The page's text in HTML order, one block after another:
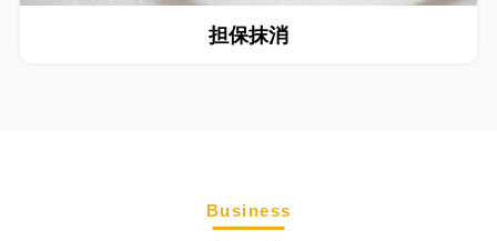
担保抹消
Business